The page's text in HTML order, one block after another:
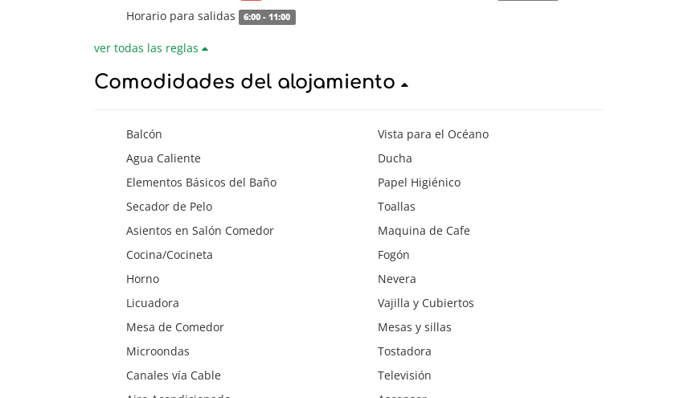
Horario para salidas 6:00 - 11:00
ver todas las reglas
Comodidades del alojamiento
Balcón
Vista para el Océano
Agua Caliente
Ducha
Elementos Básicos del Baño
Papel Higiénico
Secador de Pelo
Toallas
Asientos en Salón Comedor
Maquina de Cafe
Cocina/Cocineta
Fogón
Horno
Nevera
Licuadora
Vajilla y Cubiertos
Mesa de Comedor
Mesas y sillas
Microondas
Tostadora
Canales vía Cable
Televisión